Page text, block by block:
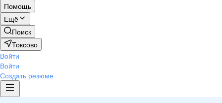
Помощь
Ещё
Поиск
Токсово
Войти
Войти
Создать резюме